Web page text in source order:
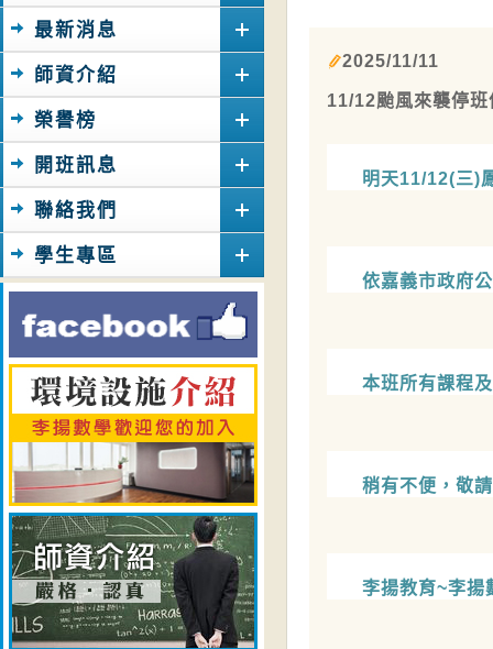
最新消息
師資介紹
榮譽榜
開班訊息
聯絡我們
學生專區
2025/11/11
11/12颱風來襲停班